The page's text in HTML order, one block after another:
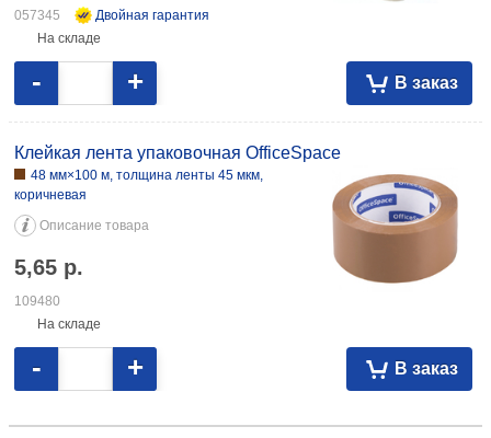
057345
Двойная гарантия
На складе
В заказ
- +
Клейкая лента упаковочная OfficeSpace
48 мм×100 м, толщина ленты 45 мкм,
коричневая
Описание товара
5,65 р.
109480
На складе
В заказ
- +